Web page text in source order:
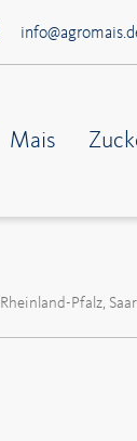
Mais
Rheinland-Pfalz,